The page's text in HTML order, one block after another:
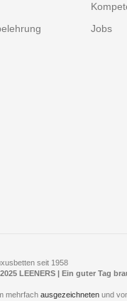
Jobs
seit 1958
LEENERS | Ein guter Tag
mehrfach ausgezeichneten und